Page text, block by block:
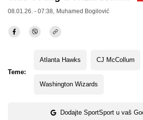
08.01.26. - 07:38, Muhamed Bogilović
Teme:
Atlanta Hawks CJ McCollum
Washington Wizards
Dodajte SportSport u vaš